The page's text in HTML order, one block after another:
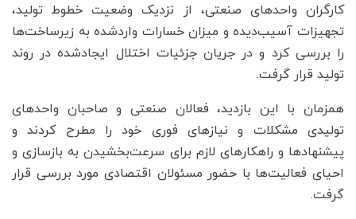
کارگران واحدهای صنعتی، از نزدیک وضعیت خطوط تولید،
تجهیزات آسیب‌دیده و میزان خسارات واردشده به زیرساخت‌ها
را بررسی کرد و در جریان جزئیات اختلال ایجادشده در روند
تولید قرار گرفت.
همزمان با این بازدید، فعالان صنعتی و صاحبان واحدهای
تولیدی مشکلات و نیازهای فوری خود را مطرح کردند و
پیشنهادها و راهکارهای لازم برای سرعت‌بخشیدن به بازسازی و
احیای فعالیت‌ها با حضور مسئولان اقتصادی مورد بررسی قرار
گرفت.